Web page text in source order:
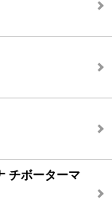
チボーターマ